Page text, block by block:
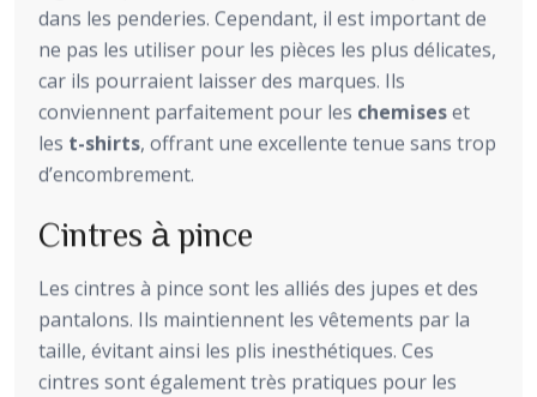
dans les penderies. Cependant, il est important de
ne pas les utiliser pour les pièces les plus délicates,
car ils pourraient laisser des marques. Ils
conviennent parfaitement pour les chemiseset
les t-shirts, offrant une excellente tenue sans trop
d’encombrement.
Cintres à pince
Les cintres à pince sont les alliés des jupes et des
pantalons. Ils maintiennent les vêtements par la
taille, évitant ainsi les plis inesthétiques. Ces
cintres sont également très pratiques pour les